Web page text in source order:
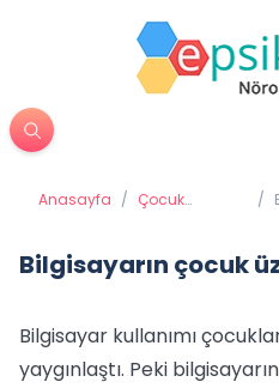
Anasayfa / Çocuk
/
Bilgisayarın çocuk
Bilgisayar kullanımı
yaygınlaştı. Peki